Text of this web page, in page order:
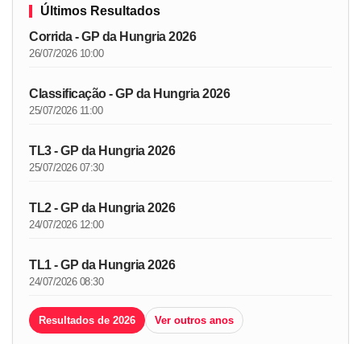
Últimos Resultados
Corrida - GP da Hungria 2026
26/07/2026 10:00
Classificação - GP da Hungria 2026
25/07/2026 11:00
TL3 - GP da Hungria 2026
25/07/2026 07:30
TL2 - GP da Hungria 2026
24/07/2026 12:00
TL1 - GP da Hungria 2026
24/07/2026 08:30
Resultados de 2026 Ver outros anos